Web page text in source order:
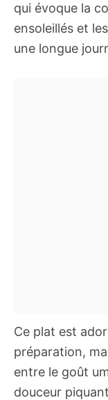
qui évoque la
ensoleillés et
une longue
Ce plat est
préparation,
entre le goût
douceur